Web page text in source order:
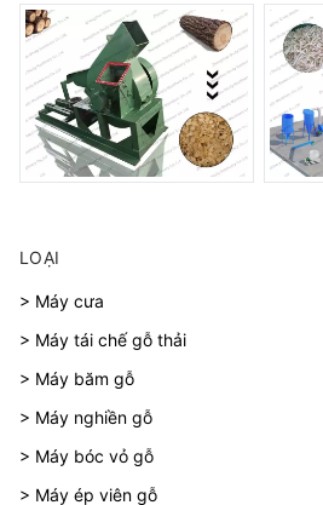
LOẠI
> Máy cưa
> Máy tái chế gỗ thải
> Máy băm gỗ
> Máy nghiền gỗ
> Máy bóc vỏ gỗ
> Máy ép viên gỗ